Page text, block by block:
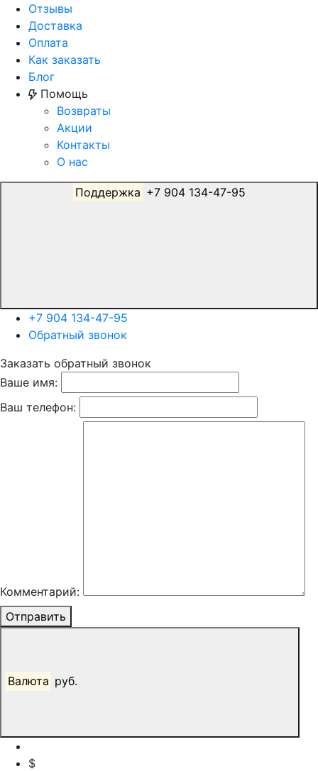
Отзывы
Доставка
Оплата
Как заказать
Блог
Помощь
Возвраты
Акции
Контакты
О нас
Поддержка
+7 904 134-47-95
Обратный звонок
Заказать обратный звонок
Ваше имя:
Ваш телефон:
Комментарий:
Отправить
Валюта руб.
$